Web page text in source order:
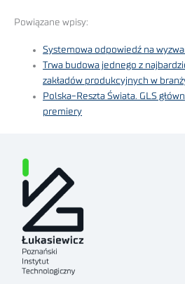
Powiązane wpisy:
Systemowa odpowiedź na
Trwa budowa jednego z
zakładów produkcyjnych w
Polska-Reszta Świata. GLS
premiery